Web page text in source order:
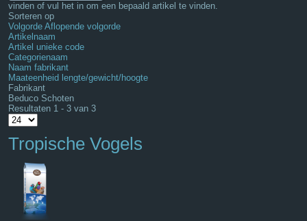
vinden of vul het in om een bepaald artikel te vinden.
Sorteren op
Volgorde Aflopende volgorde
Artikelnaam
Artikel unieke code
Categorienaam
Naam fabrikant
Maateenheid lengte/gewicht/hoogte
Fabrikant
Beduco Schoten
Resultaten 1 - 3 van 3
Tropische Vogels